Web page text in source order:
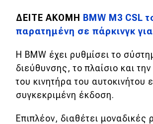
eDRIVE
DRIVE USED
ΔΕΙΤΕ ΑΚΟΜΗ
BMW M3 CSL
παρατημένη σε πάρκινγκ
Η BMW έχει ρυθμίσει το
διεύθυνσης, το πλαίσιο και
του κινητήρα του αυτοκινήτου
συγκεκριμένη έκδοση.
Επιπλέον, διαθέτει μοναδικές